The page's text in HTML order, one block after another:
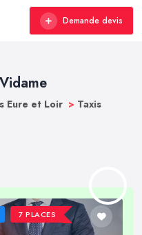
Demande devis
Eure et Loir > Taxis
7 PLACES